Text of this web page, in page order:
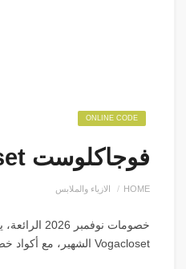
ONLINE CODE
فوجاكلوست Vogacloset
HOME الازياء والملابس
خصومات نوفمبر
Vogacloset الشهير، مع أكواد خصم جديدة لعام 2026.